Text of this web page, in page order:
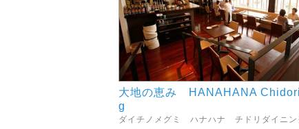
大地の恵み HANAHANA
g
ダイチノメグミ ハナハナ チドリダイニン